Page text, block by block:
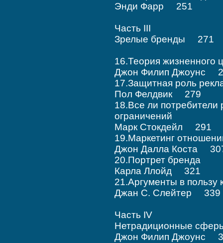
Энди Фарр 251
Часть III
Зрелые бренды 271
16.Теория
Джон Филип Джоунс
17.Защитная роль
Пол Фелдвик 279
18.Все ли потребители
ограничений
Марк Стокдейл 291
19.Маркетинг
Джон Далла Коста
20.Портрет бренда
Карла Ллойд 321
21.Аргументы в
Джан С. Слейтер 339
Часть IV
Нетрадиционные
Джон Филип Джоунс